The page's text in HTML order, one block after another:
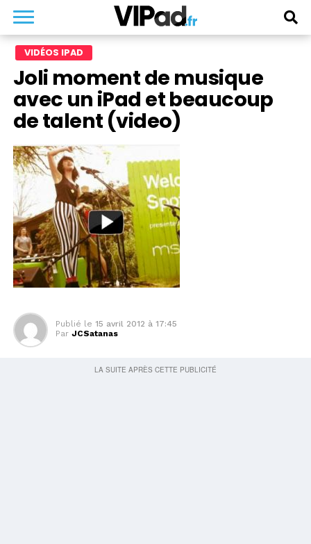
VIDÉOS IPAD
Joli moment de musique
avec un iPad et beaucoup
de talent (video)
Publié le 15 avril 2012 à 17:45
Par JCSatanas